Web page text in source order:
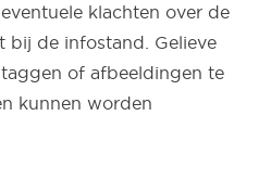
klachten over de
bij de infostand. Gelieve
of afbeeldingen te
kunnen worden